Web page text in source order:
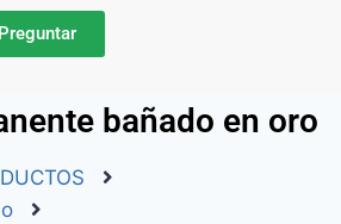
Preguntar
bañado en oro